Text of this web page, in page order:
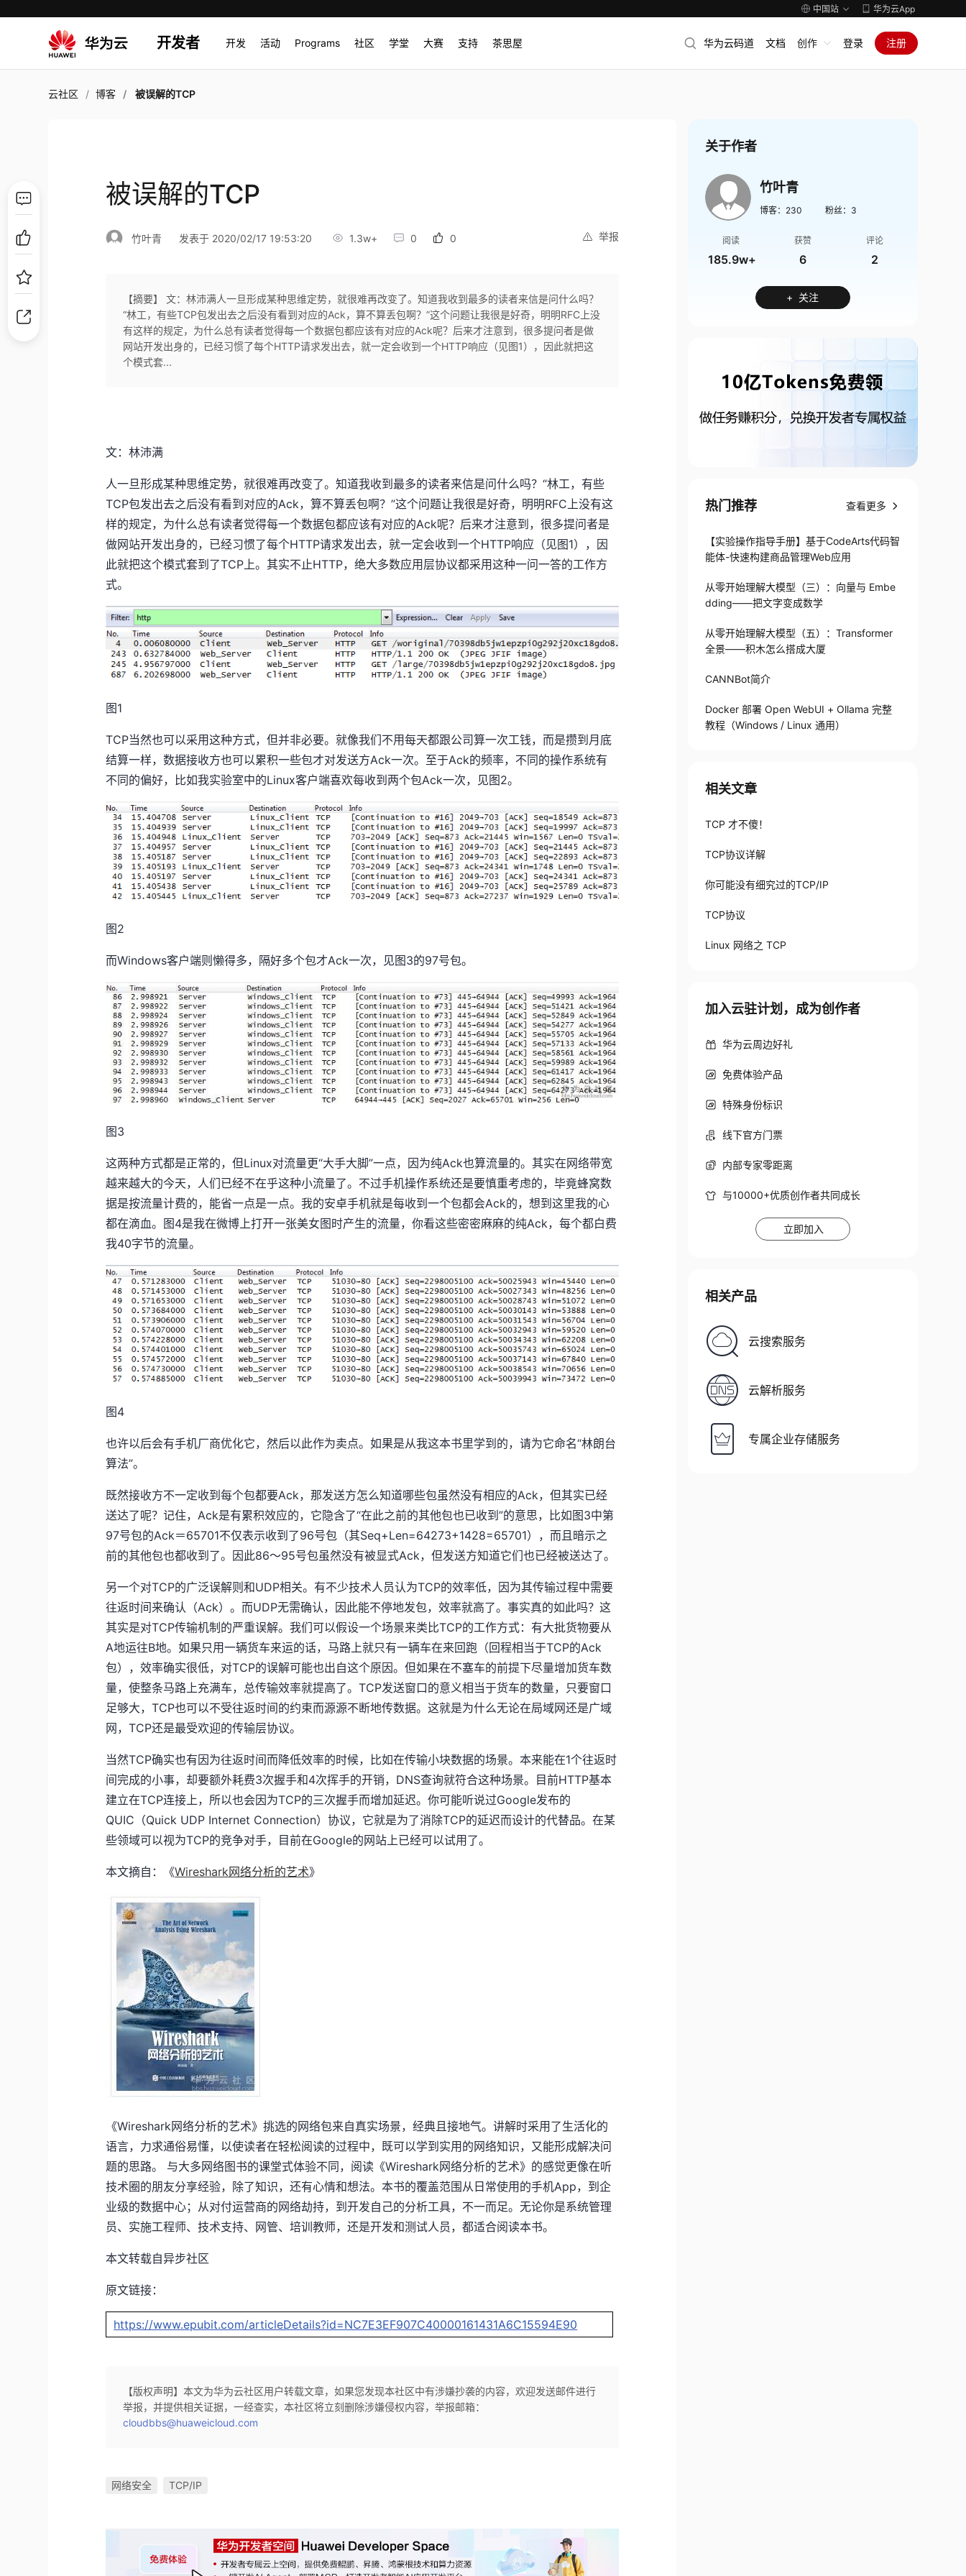
中国站 华为云App
开发者 开发 活动 Programs 社区 学堂 大赛 支持 茶思屋 华为云码道 文档 创作 登录 注册
云社区 博客 被误解的TCP
被误解的TCP
举报
竹叶青 发表于 2020/02/17 19:53:20 1.3w+ 0 0
【摘要】 文：林沛满人一旦形成某种思维定势，就很难再改变了。知道我收到最多的读者来信是问什么吗？
“林工，有些TCP包发出去之后没有看到对应的Ack，算不算丢包啊？”这个问题让我很是好奇，明明RFC上没
有这样的规定，为什么总有读者觉得每一个数据包都应该有对应的Ack呢？后来才注意到，很多提问者是做
网站开发出身的，已经习惯了每个HTTP请求发出去，就一定会收到一个HTTP响应（见图1），因此就把这
个模式套...
文：林沛满
人一旦形成某种思维定势，就很难再改变了。知道我收到最多的读者来信是问什么吗？“林工，有些
TCP包发出去之后没有看到对应的Ack，算不算丢包啊？”这个问题让我很是好奇，明明RFC上没有这
样的规定，为什么总有读者觉得每一个数据包都应该有对应的Ack呢？后来才注意到，很多提问者是
做网站开发出身的，已经习惯了每个HTTP请求发出去，就一定会收到一个HTTP响应（见图1），因
此就把这个模式套到了TCP上。其实不止HTTP，绝大多数应用层协议都采用这种一问一答的工作方
式。
图1
TCP当然也可以采用这种方式，但并非必要。就像我们不用每天都跟公司算一次工钱，而是攒到月底
结算一样，数据接收方也可以累积一些包才对发送方Ack一次。至于Ack的频率，不同的操作系统有
不同的偏好，比如我实验室中的Linux客户端喜欢每收到两个包Ack一次，见图2。
图2
而Windows客户端则懒得多，隔好多个包才Ack一次，见图3的97号包。
图3
这两种方式都是正常的，但Linux对流量更“大手大脚”一点，因为纯Ack也算流量的。其实在网络带宽
越来越大的今天，人们已经不在乎这种小流量了。不过手机操作系统还是要慎重考虑的，毕竟蜂窝数
据是按流量计费的，能省一点是一点。我的安卓手机就是每收到一个包都会Ack的，想到这里我的心
都在滴血。图4是我在微博上打开一张美女图时产生的流量，你看这些密密麻麻的纯Ack，每个都白费
我40字节的流量。
图4
也许以后会有手机厂商优化它，然后以此作为卖点。如果是从我这本书里学到的，请为它命名“林朗台
算法”。
既然接收方不一定收到每个包都要Ack，那发送方怎么知道哪些包虽然没有相应的Ack，但其实已经
送达了呢？记住，Ack是有累积效应的，它隐含了“在此之前的其他包也已收到”的意思，比如图3中第
97号包的Ack＝65701不仅表示收到了96号包（其Seq+Len=64273+1428=65701），而且暗示之
前的其他包也都收到了。因此86～95号包虽然没有被显式Ack，但发送方知道它们也已经被送达了。
另一个对TCP的广泛误解则和UDP相关。有不少技术人员认为TCP的效率低，因为其传输过程中需要
往返时间来确认（Ack）。而UDP无需确认，因此能不停地发包，效率就高了。事实真的如此吗？这
其实是对TCP传输机制的严重误解。我们可以假设一个场景来类比TCP的工作方式：有大批货物要从
A地运往B地。如果只用一辆货车来运的话，马路上就只有一辆车在来回跑（回程相当于TCP的Ack
包），效率确实很低，对TCP的误解可能也出自这个原因。但如果在不塞车的前提下尽量增加货车数
量，使整条马路上充满车，总传输效率就提高了。TCP发送窗口的意义相当于货车的数量，只要窗口
足够大，TCP也可以不受往返时间的约束而源源不断地传数据。这就是为什么无论在局域网还是广域
网，TCP还是最受欢迎的传输层协议。
当然TCP确实也有因为往返时间而降低效率的时候，比如在传输小块数据的场景。本来能在1个往返时
间完成的小事，却要额外耗费3次握手和4次挥手的开销，DNS查询就符合这种场景。目前HTTP基本
建立在TCP连接上，所以也会因为TCP的三次握手而增加延迟。你可能听说过Google发布的
QUIC（Quick UDP Internet Connection）协议，它就是为了消除TCP的延迟而设计的代替品。在某
些领域可以视为TCP的竞争对手，目前在Google的网站上已经可以试用了。
本文摘自：《Wireshark网络分析的艺术》
《Wireshark网络分析的艺术》挑选的网络包来自真实场景，经典且接地气。讲解时采用了生活化的
语言，力求通俗易懂，以使读者在轻松阅读的过程中，既可以学到实用的网络知识，又能形成解决问
题的思路。 与大多网络图书的课堂式体验不同，阅读《Wireshark网络分析的艺术》的感觉更像在听
技术圈的朋友分享经验，除了知识，还有心情和想法。本书的覆盖范围从日常使用的手机App，到企
业级的数据中心；从对付运营商的网络劫持，到开发自己的分析工具，不一而足。无论你是系统管理
员、实施工程师、技术支持、网管、培训教师，还是开发和测试人员，都适合阅读本书。
本文转载自异步社区
原文链接：
https://www.epubit.com/articleDetails?id=NC7E3EF907C40000161431A6C15594E90
【版权声明】本文为华为云社区用户转载文章，如果您发现本社区中有涉嫌抄袭的内容，欢迎发送邮件进行
举报，并提供相关证据，一经查实，本社区将立刻删除涉嫌侵权内容，举报邮箱：
cloudbbs@huaweicloud.com
网络安全 TCP/IP
关于作者
竹叶青
博客： 230 粉丝： 3
阅读
185.9w+
获赞
6
评论
2
+ 关注
热门推荐 查看更多
【实验操作指导手册】基于CodeArts代码智
能体-快速构建商品管理Web应用
从零开始理解大模型（三）：向量与 Embe
dding——把文字变成数学
从零开始理解大模型（五）：Transformer
全景——积木怎么搭成大厦
CANNBot简介
Docker 部署 Open WebUI + Ollama 完整
教程（Windows / Linux 通用）
相关文章
TCP 才不傻！
TCP协议详解
你可能没有细究过的TCP/IP
TCP协议
Linux 网络之 TCP
加入云驻计划，成为创作者
华为云周边好礼
免费体验产品
特殊身份标识
线下官方门票
内部专家零距离
与10000+优质创作者共同成长
立即加入
相关产品
云搜索服务
云解析服务
专属企业存储服务